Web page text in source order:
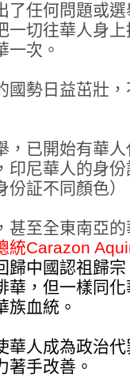
了任何問題或
一切往華人身
一次。
國勢日益茁壯
，已開始有華
印尼華人的身
份証不同顏色）
甚至全東南亞
統Carazon
歸中國認祖歸
華，但一樣同
族血統。
華人成為政治
著手改善。